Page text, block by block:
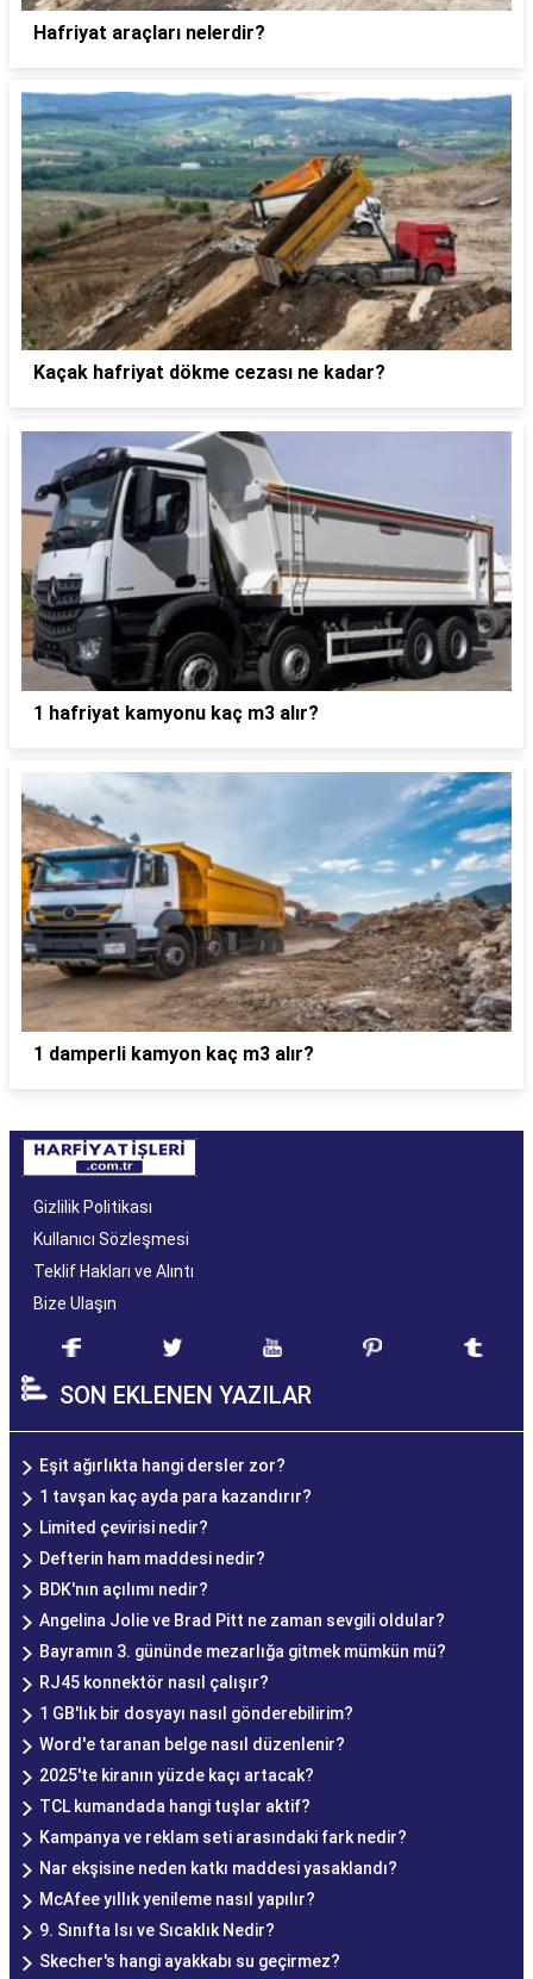
Hafriyat araçları nelerdir?
Kaçak hafriyat dökme cezası ne kadar?
1 hafriyat kamyonu kaç m3 alır?
1 damperli kamyon kaç m3 alır?
Gizlilik Politikası
Kullanıcı Sözleşmesi
Teklif Hakları ve Alıntı
Bize Ulaşın
SON EKLENEN YAZILAR
Eşit ağırlıkta hangi dersler zor?
1 tavşan kaç ayda para kazandırır?
Limited çevirisi nedir?
Defterin ham maddesi nedir?
BDK'nın açılımı nedir?
Angelina Jolie ve Brad Pitt ne zaman sevgili oldular?
Bayramın 3. gününde mezarlığa gitmek mümkün mü?
RJ45 konnektör nasıl çalışır?
1 GB'lık bir dosyayı nasıl gönderebilirim?
Word'e taranan belge nasıl düzenlenir?
2025'te kiranın yüzde kaçı artacak?
TCL kumandada hangi tuşlar aktif?
Kampanya ve reklam seti arasındaki fark nedir?
Nar ekşisine neden katkı maddesi yasaklandı?
McAfee yıllık yenileme nasıl yapılır?
9. Sınıfta Isı ve Sıcaklık Nedir?
Skecher's hangi ayakkabı su geçirmez?